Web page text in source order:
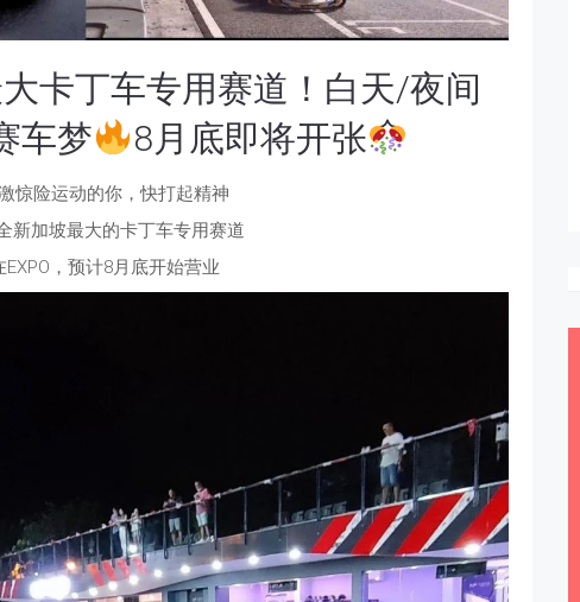
卡丁车专用赛道！白天/夜间
车梦
8月底即将开张
惊险运动的你，快打起精神
新加坡最大的卡丁车专用赛道
EXPO，预计8月底开始营业